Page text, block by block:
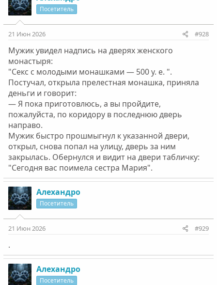
ц
и
и
:
Посетитель
21 Июн 2026 #928
Мужик увидел надпись на дверях женского
монастыря:
"Секс с молодыми монашками — 500 у. е. ".
Постучал, открыла прелестная монашка, приняла
деньги и говорит:
— Я пока приготовлюсь, а вы пройдите,
пожалуйста, по коридору в последнюю дверь
направо.
Мужик быстро прошмыгнул к указанной двери,
открыл, снова попал на улицу, дверь за ним
закрылась. Обернулся и видит на двери табличку:
"Сегодня вас поимела сестра Мария".
Алехандро
Посетитель
21 Июн 2026 #929
.
Алехандро
Посетитель